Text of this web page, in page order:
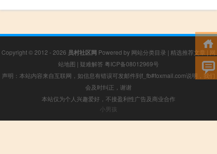
Copyright © 2012 - 2026 员村社区网 Powered by 网站分类目录 | 精选推荐文章 | 网
站地图 | 疑难解答 粤ICP备08012969号
声明：本站内容来自互联网，如信息有错误可发邮件到f_fb#foxmail.com说明，我们
会及时纠正，谢谢
本站仅为个人兴趣爱好，不接盈利性广告及商业合作
小男孩